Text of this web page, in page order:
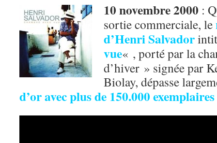
10 novembre 2000 :
sortie commerciale, le
d’Henri Salvador
vue« , porté par la
d’hiver » signée par
Biolay, dépasse
d’or avec plus de 150.000